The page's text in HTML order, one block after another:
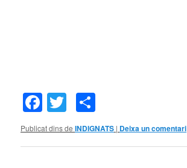
Facebook
Twitter
Publicat dins de INDIGNATS | Deixa un comentari